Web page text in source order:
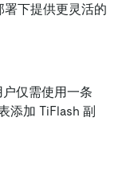
下提供更灵活的
仅需使用一条
添加 TiFlash 副